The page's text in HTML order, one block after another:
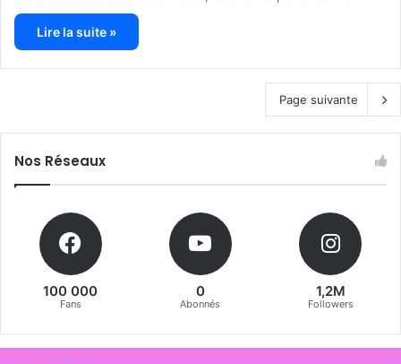
Lire la suite »
Page suivante
Nos Réseaux
100 000
Fans
0
Abonnés
1,2M
Followers